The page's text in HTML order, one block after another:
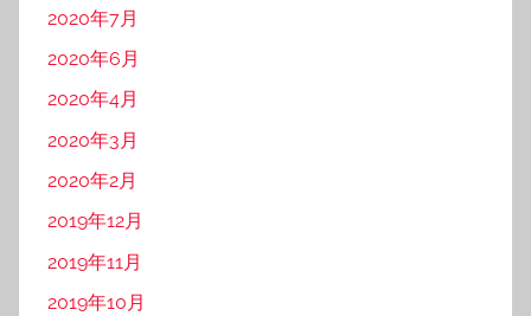
2020年7月
2020年6月
2020年4月
2020年3月
2020年2月
2019年12月
2019年11月
2019年10月